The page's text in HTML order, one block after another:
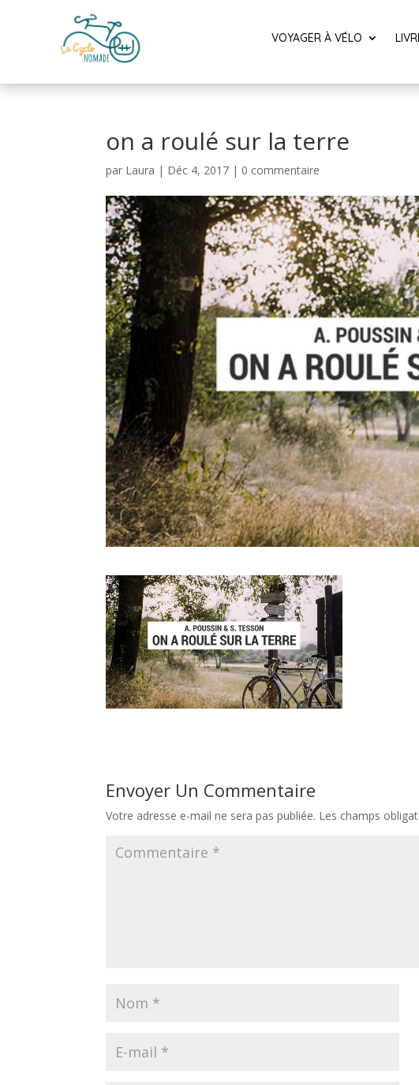
VOYAGER À VÉLO
on a roulé sur la terre
par Laura | Déc 4, 2017 | 0 commentaire
Envoyer Un Commentaire
Votre adresse e-mail ne sera pas publiée. Les champs